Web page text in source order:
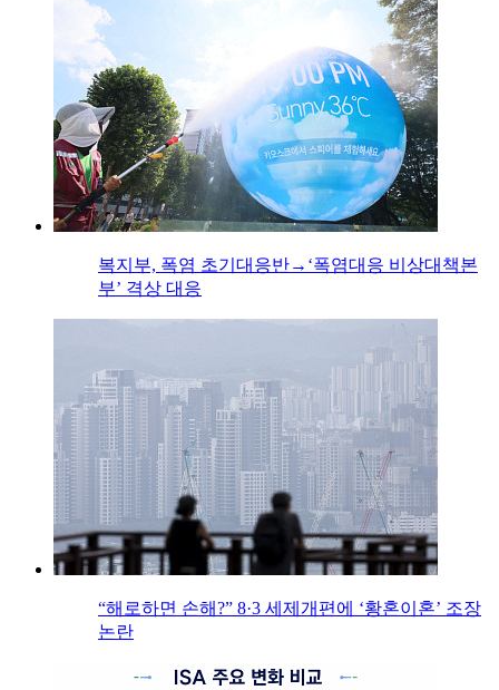
복지부, 폭염 초기대응반→‘폭염대응 비상대책본
부’ 격상 대응
“해로하면 손해?” 8·3 세제개편에 ‘황혼이혼’ 조장
논란